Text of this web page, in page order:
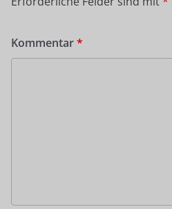
Kommentar*